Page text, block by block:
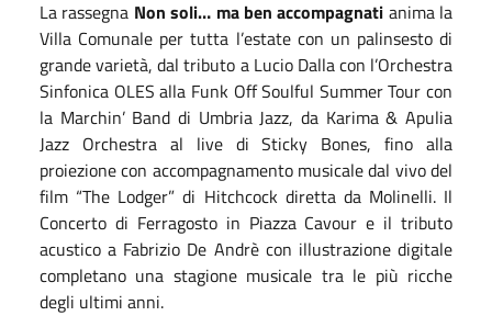
La rassegna Non soli… ma ben accompagnati anima la
Villa Comunale per tutta l’estate con un palinsesto di
grande varietà, dal tributo a Lucio Dalla con l’Orchestra
Sinfonica OLES alla Funk Off Soulful Summer Tour con
la Marchin’ Band di Umbria Jazz, da Karima & Apulia
Jazz Orchestra al live di Sticky Bones, fino alla
proiezione con accompagnamento musicale dal vivo del
film “The Lodger” di Hitchcock diretta da Molinelli. Il
Concerto di Ferragosto in Piazza Cavour e il tributo
acustico a Fabrizio De Andrè con illustrazione digitale
completano una stagione musicale tra le più ricche
degli ultimi anni.